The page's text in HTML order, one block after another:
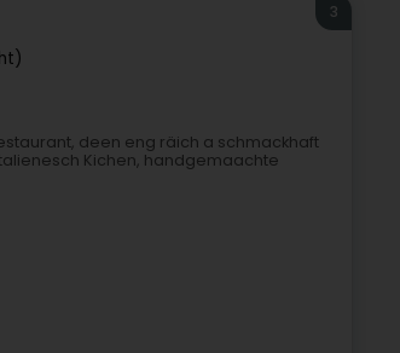
3
deen eng räich a schmackhaft
Kichen, handgemaachte